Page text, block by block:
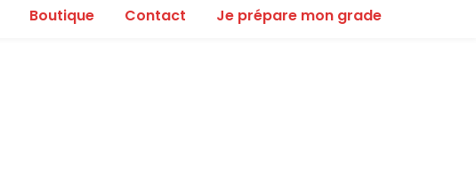
Boutique Contact Je prépare mon grade